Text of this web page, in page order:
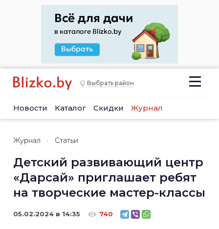
Выбрать район
Новости Каталог Скидки Журнал
Журнал Статьи
Детский развивающий центр
«Дарсай» приглашает ребят
на творческие мастер-классы
05.02.2024 в 14:35 740